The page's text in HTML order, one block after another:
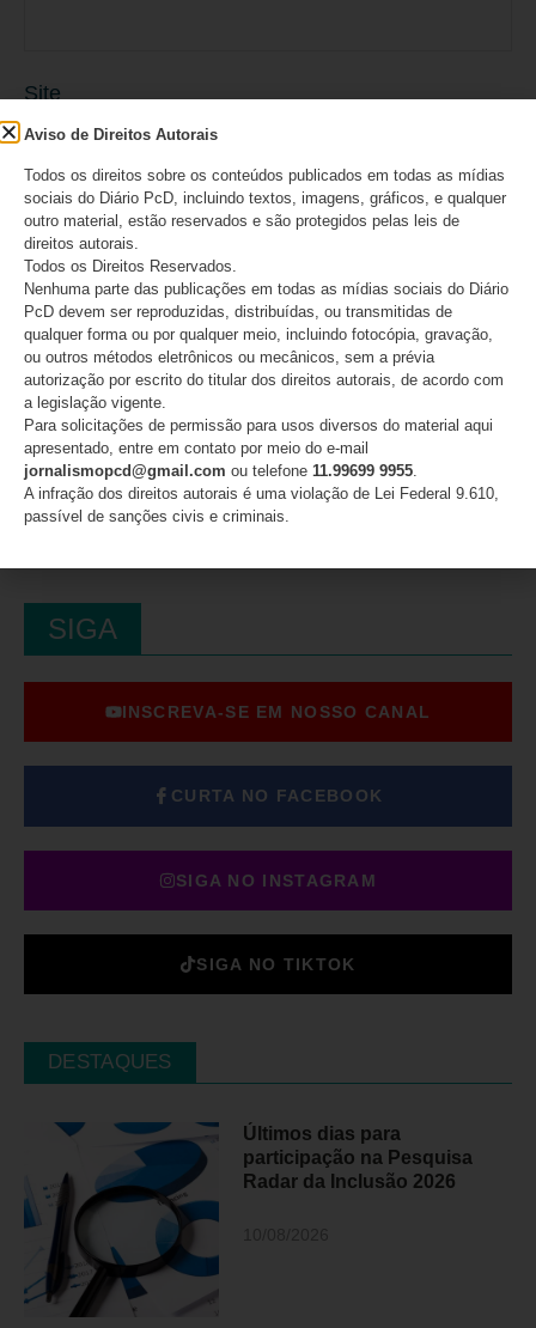
Site
Salvar meus dados neste navegador para a
próxima vez que eu comentar.
SIGA
INSCREVA-SE EM NOSSO CANAL
CURTA NO FACEBOOK
SIGA NO INSTAGRAM
SIGA NO TIKTOK
DESTAQUES
Últimos dias para
participação na Pesquisa
Radar da Inclusão 2026
Aviso de Direitos Autorais
Todos os direitos sobre os conteúdos publicados em todas as mídias
sociais do Diário PcD, incluindo textos, imagens, gráficos, e qualquer
outro material, estão reservados e são protegidos pelas leis de
direitos autorais.
Todos os Direitos Reservados.
Nenhuma parte das publicações em todas as mídias sociais do Diário
PcD devem ser reproduzidas, distribuídas, ou transmitidas de
qualquer forma ou por qualquer meio, incluindo fotocópia, gravação,
ou outros métodos eletrônicos ou mecânicos, sem a prévia
autorização por escrito do titular dos direitos autorais, de acordo com
a legislação vigente.
Para solicitações de permissão para usos diversos do material aqui
apresentado, entre em contato por meio do e-mail
jornalismopcd@gmail.com ou telefone 11.99699 9955
A infração dos direitos autorais é uma violação de Lei Federal 9.610,
passível de sanções civis e criminais.